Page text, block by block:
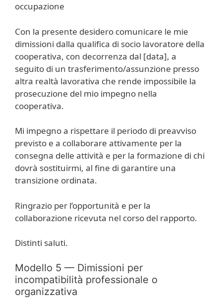
occupazione
Con la presente desidero comunicare le mie
dimissioni dalla qualifica di socio lavoratore della
cooperativa, con decorrenza dal [data], a
seguito di un trasferimento/assunzione presso
altra realtà lavorativa che rende impossibile la
prosecuzione del mio impegno nella
cooperativa.
Mi impegno a rispettare il periodo di preavviso
previsto e a collaborare attivamente per la
consegna delle attività e per la formazione di chi
dovrà sostituirmi, al fine di garantire una
transizione ordinata.
Ringrazio per l’opportunità e per la
collaborazione ricevuta nel corso del rapporto.
Distinti saluti.
Modello 5 — Dimissioni per
incompatibilità professionale o
organizzativa